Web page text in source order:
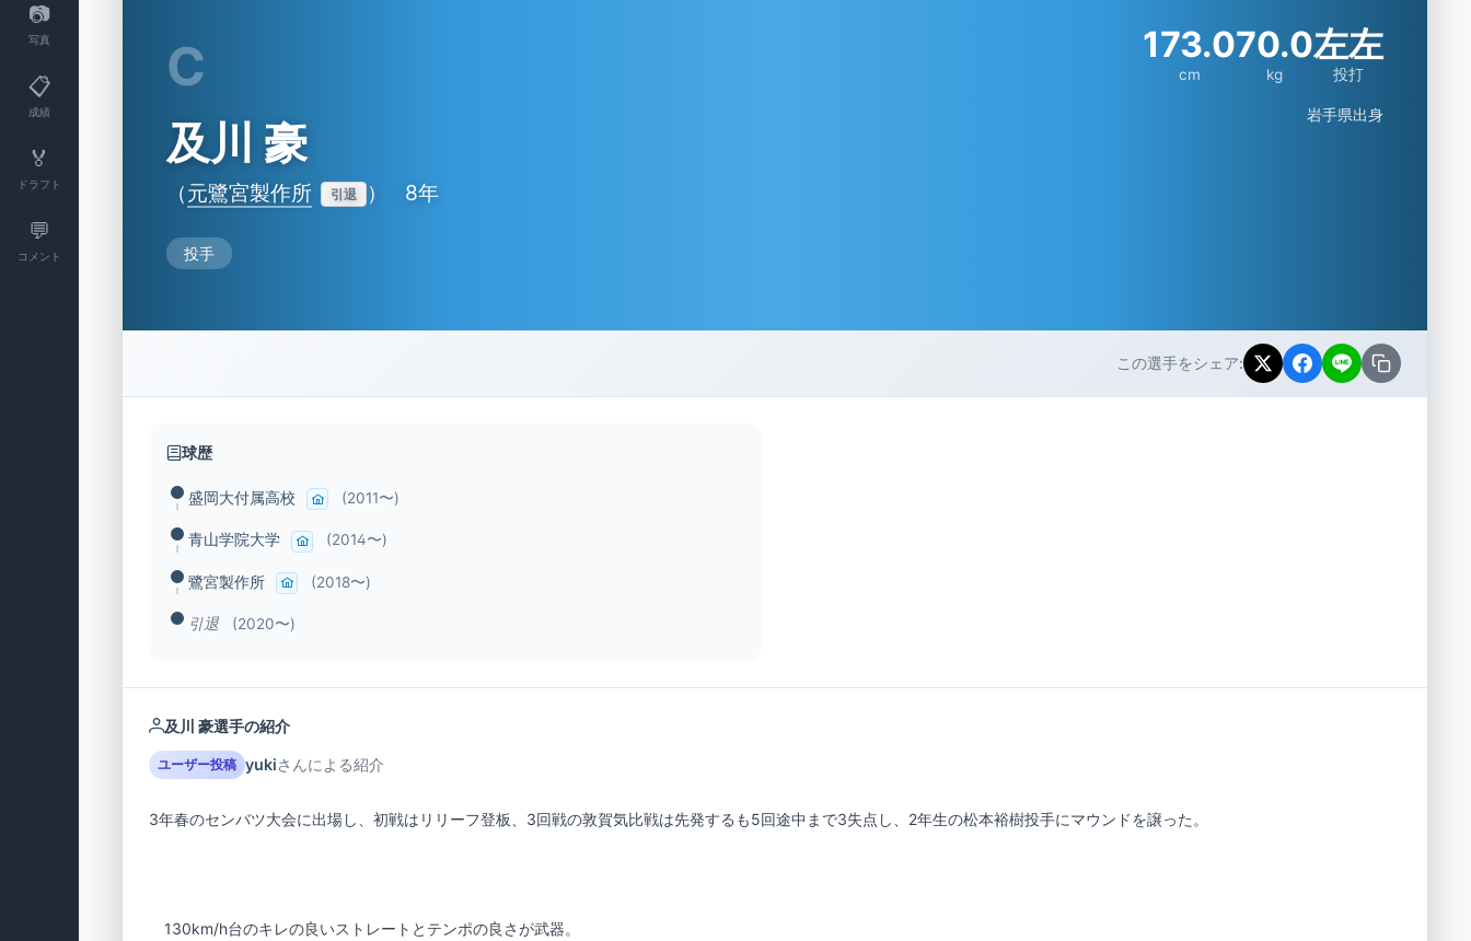
📷
写真
📋
成績
🏅
ドラフト
💬
コメント
C
及川 豪
（元鷺宮製作所 引退 ） 8年
投手
173.0
cm
70.0
kg
左左
投打
岩手県出身
この選手をシェア:
球歴
盛岡大付属高校 (2011〜)
青山学院大学 (2014〜)
鷺宮製作所 (2018〜)
引退 (2020〜)
及川 豪選手の紹介
ユーザー投稿 yukiさんによる紹介
130km/h台のキレの良いストレートとテンポの良さが武器。